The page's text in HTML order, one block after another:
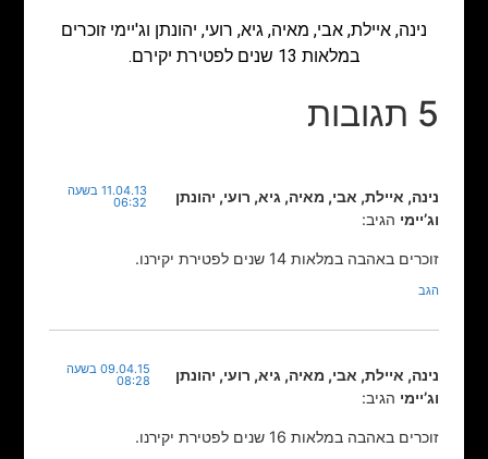
נינה, איילת, אבי, מאיה, גיא, רועי, יהונתן וג'יימי זוכרים
במלאות 13 שנים לפטירת יקירם.
5 תגובות
נינה, איילת, אבי, מאיה, גיא, רועי, יהונתן
וג’יימי הגיב:
11.04.13 בשעה
06:32
זוכרים באהבה במלאות 14 שנים לפטירת יקירנו.
הגב
נינה, איילת, אבי, מאיה, גיא, רועי, יהונתן
וג’יימי הגיב:
09.04.15 בשעה
08:28
זוכרים באהבה במלאות 16 שנים לפטירת יקירנו.